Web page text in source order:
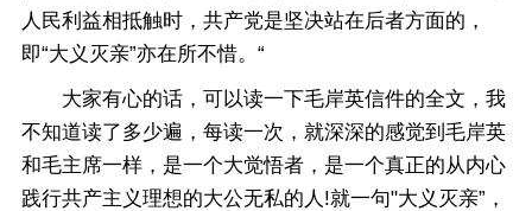
人民利益相抵触时，共产党是坚决站在后者方面的，
即“大义灭亲”亦在所不惜。“
大家有心的话，可以读一下毛岸英信件的全文，我
不知道读了多少遍，每读一次，就深深的感觉到毛岸英
和毛主席一样，是一个大觉悟者，是一个真正的从内心
践行共产主义理想的大公无私的人!就一句"大义灭亲”，